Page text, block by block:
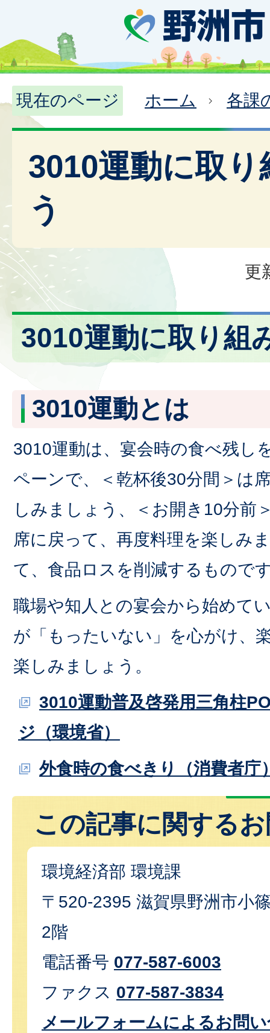
現在のページ ホーム 各課
3010運動に取
う
更
3010運動に取り組
3010運動とは
3010運動は、宴会時の食べ残し
ペーンで、＜乾杯後30分間＞は
しみましょう、＜お開き10分前
席に戻って、再度料理を楽しみ
て、食品ロスを削減するもので
職場や知人との宴会から始めて
が「もったいない」を心がけ、
楽しみましょう。
3010運動普及啓発用三角柱
ジ（環境省）
外食時の食べきり（消費者庁
この記事に関する
環境経済部 環境課
〒520-2395 滋賀県野洲市小
2階
電話番号 077-587-6003
ファクス 077-587-3834
メールフォームによるお問